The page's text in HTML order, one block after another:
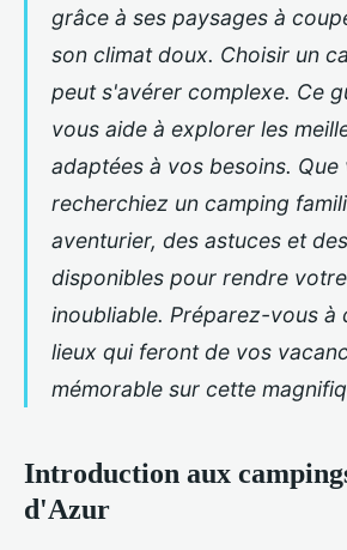
grâce à ses paysages à
son climat doux. Choisir un
peut s'avérer complexe. Ce
vous aide à explorer les
adaptées à vos besoins. Que
recherchiez un camping
aventurier, des astuces et
disponibles pour rendre
inoubliable. Préparez-vous à
lieux qui feront de vos
mémorable sur cette
Introduction aux
d'Azur